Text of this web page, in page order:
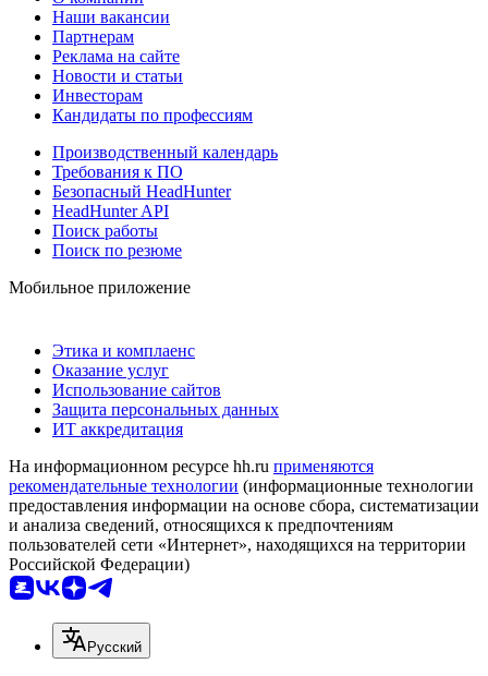
Наши вакансии
Партнерам
Реклама на сайте
Новости и статьи
Инвесторам
Кандидаты по профессиям
Производственный календарь
Требования к ПО
Безопасный HeadHunter
HeadHunter API
Поиск работы
Поиск по резюме
Мобильное приложение
Этика и комплаенс
Оказание услуг
Использование сайтов
Защита персональных данных
ИТ аккредитация
На информационном ресурсе hh.ru применяются
рекомендательные технологии (информационные технологии
предоставления информации на основе сбора, систематизации
и анализа сведений, относящихся к предпочтениям
пользователей сети «Интернет», находящихся на территории
Российской Федерации)
Русский